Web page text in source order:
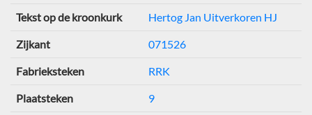
Tekst op de kroonkurk Hertog Jan Uitverkoren HJ
Zijkant 071526
Fabrieksteken RRK
Plaatsteken 9